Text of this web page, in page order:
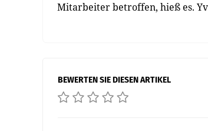
Mitarbeiter betroffen, hieß es.
BEWERTEN SIE DIESEN ARTIKEL